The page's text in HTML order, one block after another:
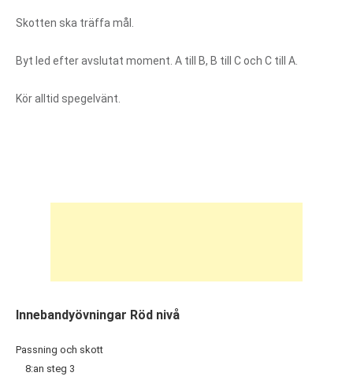
Skotten ska träffa mål.
Byt led efter avslutat moment. A till B, B till C och C till A.
Kör alltid spegelvänt.
Innebandyövningar Röd nivå
Passning och skott
8:an steg 3